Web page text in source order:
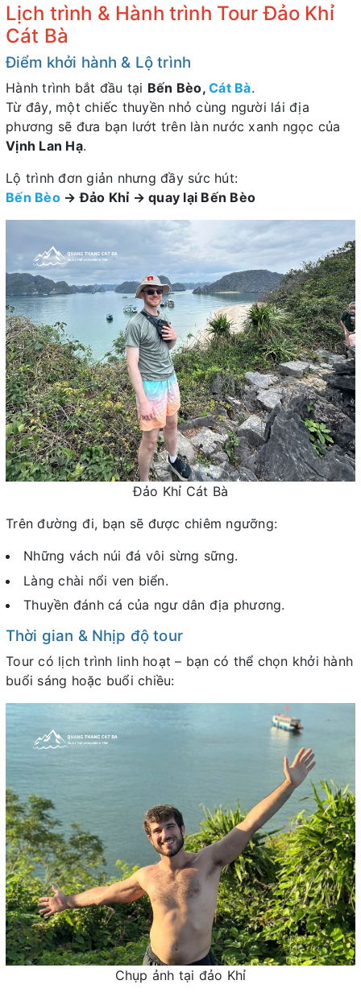
Lịch trình & Hành trình Tour Đảo Khỉ
Cát Bà
Điểm khởi hành & Lộ trình
Hành trình bắt đầu tại Bến Bèo, Cát Bà.
Từ đây, một chiếc thuyền nhỏ cùng người lái địa
phương sẽ đưa bạn lướt trên làn nước xanh ngọc của
Vịnh Lan Hạ.
Lộ trình đơn giản nhưng đầy sức hút:
Bến Bèo→ Đảo Khỉ → quay lại Bến Bèo
Đảo Khỉ Cát Bà
Trên đường đi, bạn sẽ được chiêm ngưỡng:
Những vách núi đá vôi sừng sững.
Làng chài nổi ven biển.
Thuyền đánh cá của ngư dân địa phương.
Thời gian & Nhịp độ tour
Tour có lịch trình linh hoạt – bạn có thể chọn khởi hành
buổi sáng hoặc buổi chiều:
Chụp ảnh tại đảo Khỉ